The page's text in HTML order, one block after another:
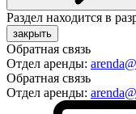
Раздел находится в
закрыть
Обратная связь
Отдел аренды:
Обратная связь
Отдел аренды: